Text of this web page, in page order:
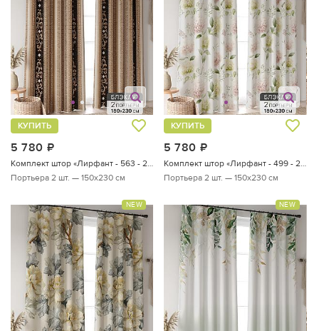
5 780
КУПИТЬ
Комплект штор «Лирфант - 563 - 230 см»
Портьера 2 шт. — 150х230 см
5 780
КУПИТЬ
Комплект штор «Лирфант - 499 - 230 см»
Портьера 2 шт. — 150х230 см
NEW NEW